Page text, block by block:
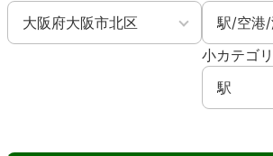
小カテゴリ